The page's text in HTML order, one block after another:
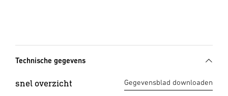
Technische gegevens
snel overzicht Gegevensblad downloaden